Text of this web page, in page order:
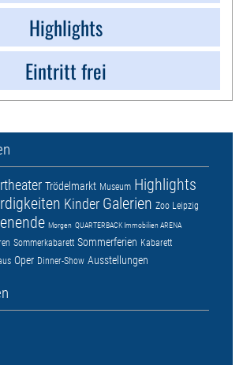
Highlights
Eintritt frei
Trödelmarkt Museum Highlights
Kinder Galerien Zoo Leipzig
Morgen QUARTERBACK Immobilien ARENA
Sommerkabarett Sommerferien Kabarett
Oper Dinner-Show Ausstellungen